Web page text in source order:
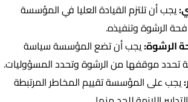
يجب أن تلتزم القيادة العليا في المؤسسة
الرشوة وتنفيذه.
الرشوة:يجب أن تضع المؤسسة سياسة
تحدد موقفها من الرشوة وتحدد المسؤوليات.
يجب على المؤسسة تقييم المخاطر المرتبطة